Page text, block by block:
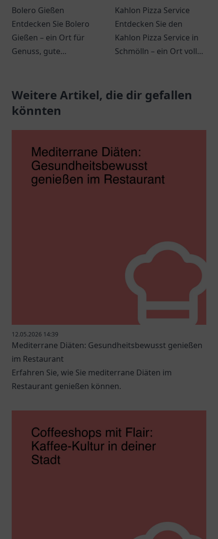
Bolero Gießen
Entdecken Sie Bolero
Gießen – ein Ort für
Genuss, gute
Veranstaltungen in einer
einladenden
Kahlon Pizza Service
Entdecken Sie den
Kahlon Pizza Service in
Schmölln – ein Ort voller
gemütlichem Ambiente.
Weitere Artikel, die dir gefallen
könnten
12.05.2026 14:39
Mediterrane Diäten: Gesundheitsbewusst genießen
im Restaurant
Erfahren Sie, wie Sie mediterrane Diäten im
Restaurant genießen können.